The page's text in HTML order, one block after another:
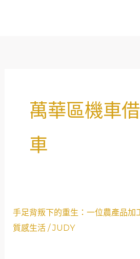
萬華區機車
車
手足背叛下的重生：一位農產品加
質感生活/JUDY
手
足